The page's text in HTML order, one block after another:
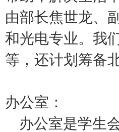
由部长焦世龙、
和光电专业。我
等，还计划筹备
办公室：
办公室是学生